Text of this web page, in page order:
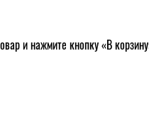
и нажмите кнопку «В